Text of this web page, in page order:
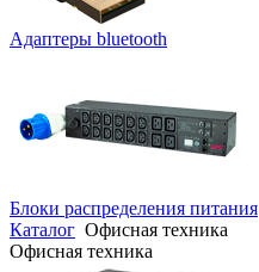
Адаптеры bluetooth
Блоки распределения питания
Каталог Офисная техника
Офисная техника